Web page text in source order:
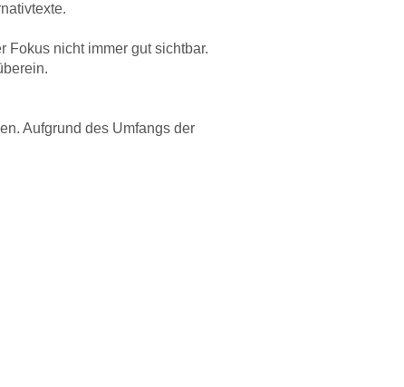
Fokus nicht immer gut sichtbar.
Aufgrund des Umfangs der